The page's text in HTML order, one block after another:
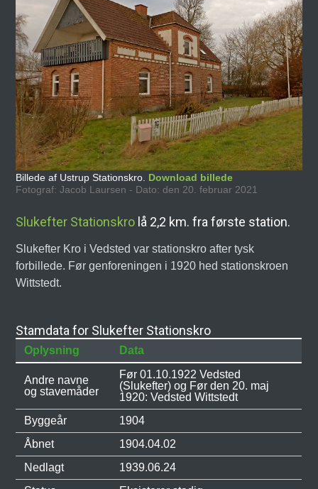
Billede af Ustrup Stationskro. Download billede
Fotograf: Jacob Laursen - Dato: den 20. februar 2021
Slukefter Stationskro lå 2,2 km. fra første station.
Slukefter Kro i Vedsted var stationskro after tysk
forbillede. Før genforeningen i 1920 hed stationskroen
Wittstedt.
Stamdata for Slukefter Stationskro
Oplysning Data
Andre navne
og stavemåder
Før 01.10.1922 Vedsted
(Slukefter) og Før den 20. maj
1920: Vedsted Wittstedt
Byggeår
1904
Åbnet
1904.04.02
Nedlagt
1939.06.24